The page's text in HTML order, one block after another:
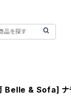
Belle & Sofa] ナ